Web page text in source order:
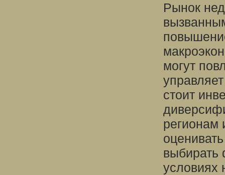
Рынок
могут
стоит
регионам
выбирать
условиях